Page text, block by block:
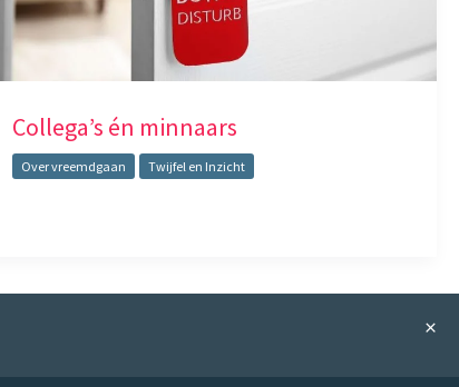
Collega’s én minnaars
Over vreemdgaan Twijfel en Inzicht
×